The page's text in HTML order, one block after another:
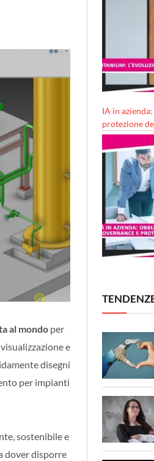
al mondo per
e
disegni
per impianti
sostenibile e
dover disporre
IA in
protezione